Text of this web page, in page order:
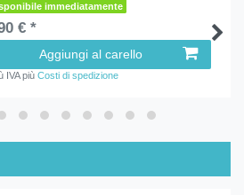
immediatamente
€ *
Aggiungi al carello
IVApiùCosti di spedizione